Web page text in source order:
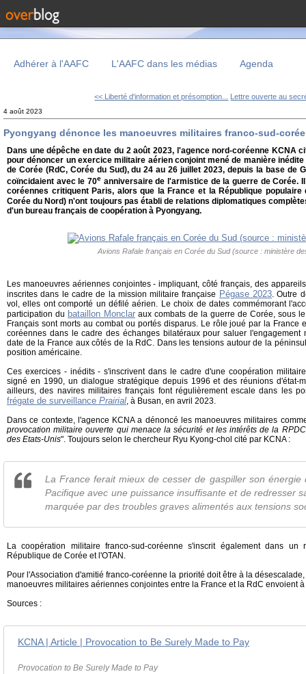
Adhérer à l'AAFC L'AAFC dans les médias Agenda
<< Liberté d'information et présomption... Lettre ouverte au
4 août 2023
Pyongyang dénonce les manoeuvres militaires franco-sud-
Dans une dépêche en date du 2 août 2023, l'agence nord-coréenne KCNA
pour dénoncer un exercice militaire aérien conjoint mené de manière
de Corée (RdC, Corée du Sud), du 24 au 26 juillet 2023, depuis la base de
coïncidaient avec le 70e anniversaire de l'armistice de la guerre de Corée.
coréennes critiquent Paris, alors que la France et la République populaire
Corée du Nord) n'ont toujours pas établi de relations diplomatiques
d'un bureau français de coopération à Pyongyang.
Avions Rafale français en Corée du Sud (source : ministère
Les manoeuvres aériennes conjointes - impliquant, côté français, des
inscrites dans le cadre de la mission militaire française Pégase 2023. Outre
vol, elles ont comporté un défilé aérien. Le choix de dates commémorant
participation du bataillon Monclar aux combats de la guerre de Corée, sous
Français sont morts au combat ou portés disparus. Le rôle joué par la France
coréennes dans le cadre des échanges bilatéraux pour saluer l'engagement
date de la France aux côtés de la RdC. Dans les tensions autour de la
position américaine.
Ces exercices - inédits - s'inscrivent dans le cadre d'une coopération
signé en 1990, un dialogue stratégique depuis 1996 et des réunions d'état-
ailleurs, des navires militaires français font régulièrement escale dans les
frégate de surveillance Prairial, à Busan, en avril 2023.
Dans ce contexte, l'agence KCNA a dénoncé les manoeuvres militaires
provocation militaire ouverte qui menace la sécurité et les intérêts de la
des Etats-Unis". Toujours selon le chercheur Ryu Kyong-chol cité par KCNA :
La France ferait mieux de cesser de gaspiller son énergie
Pacifique avec une puissance insuffisante et de redresser
marquée par des troubles graves alimentés aux tensions
La coopération militaire franco-sud-coréenne s'inscrit également dans un
République de Corée et l'OTAN.
Pour l'Association d'amitié franco-coréenne la priorité doit être à la
manoeuvres militaires aériennes conjointes entre la France et la RdC envoient
Sources :
KCNA | Article | Provocation to Be Surely Made to Pay
Provocation to Be Surely Made to Pay